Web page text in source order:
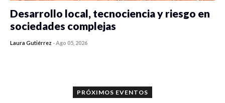
Desarrollo local, tecnociencia y riesgo en
sociedades complejas
Laura Gutiérrez -Ago 05, 2026
PRÓXIMOS EVENTOS